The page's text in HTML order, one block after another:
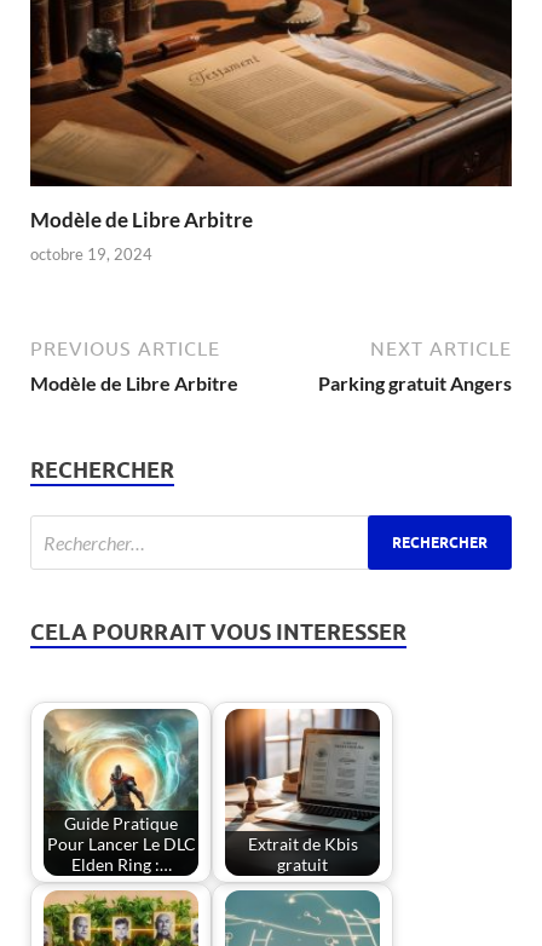
Modèle de Libre Arbitre
octobre 19, 2024
PREVIOUS ARTICLE
Modèle de Libre Arbitre
NEXT ARTICLE
Parking gratuit Angers
RECHERCHER
CELA POURRAIT VOUS INTERESSER
Guide Pratique
Pour Lancer Le DLC
Elden Ring :…
Extrait de Kbis
gratuit